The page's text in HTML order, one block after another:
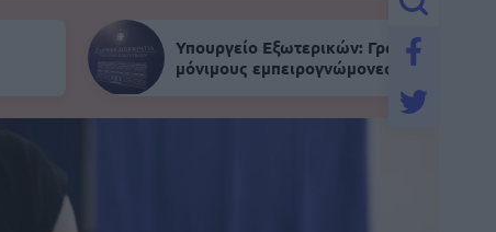
Υπουργείο Εξωτερικών: Γραπτός για
μόνιμους εμπειρογνώμονες